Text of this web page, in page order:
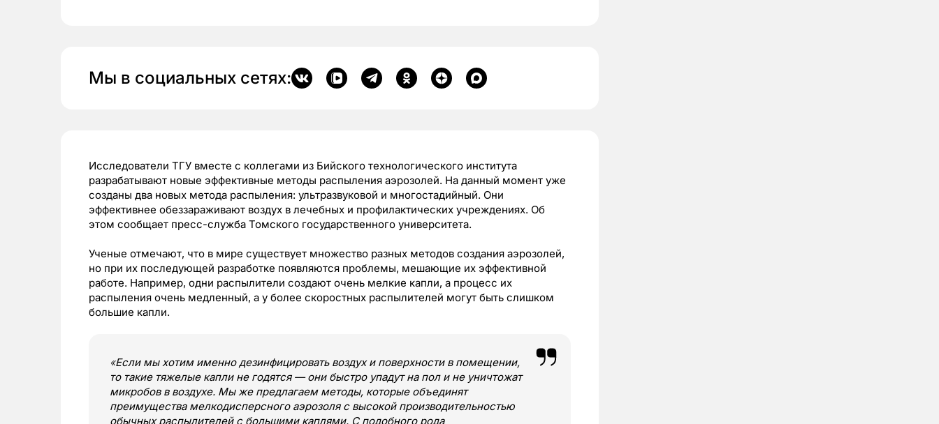
Мы в социальных сетях:
Исследователи ТГУ вместе с коллегами из Бийского технологического института
разрабатывают новые эффективные методы распыления аэрозолей. На данный момент уже
созданы два новых метода распыления: ультразвуковой и многостадийный. Они
эффективнее обеззараживают воздух в лечебных и профилактических учреждениях. Об
этом сообщает пресс-служба Томского государственного университета.
Ученые отмечают, что в мире существует множество разных методов создания аэрозолей,
но при их последующей разработке появляются проблемы, мешающие их эффективной
работе. Например, одни распылители создают очень мелкие капли, а процесс их
распыления очень медленный, а у более скоростных распылителей могут быть слишком
большие капли.
«Если мы хотим именно дезинфицировать воздух и поверхности в помещении,
то такие тяжелые капли не годятся — они быстро упадут на пол и не уничтожат
микробов в воздухе. Мы же предлагаем методы, которые объединят
преимущества мелкодисперсного аэрозоля с высокой производительностью
обычных распылителей с большими каплями. С подобного рода